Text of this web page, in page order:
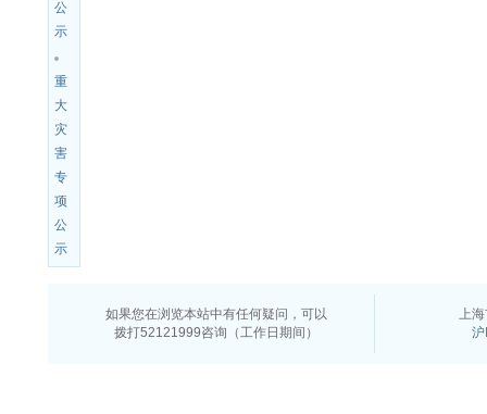
公
示
重
大
灾
害
专
项
公
示
如果您在浏览本站中有任何疑问，可以
拨打52121999咨询（工作日期间）
上